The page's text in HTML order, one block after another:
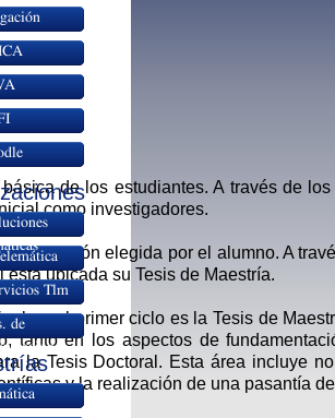
de los estudiantes. A través de
como investigadores.
elegida por el alumno. A
ubicada su Tesis de Maestría.
en el primer ciclo es la Tesis de
en los aspectos de
la Tesis Doctoral. Esta área incluye
y la realización de una pasantía
Tlm
de